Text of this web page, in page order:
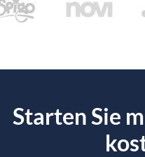
Starten Sie